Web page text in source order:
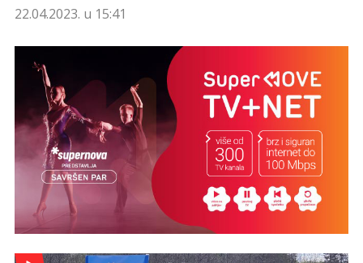
22.04.2023. u 15:41